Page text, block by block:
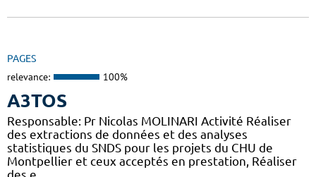
PAGES
relevance: 100%
A3TOS
Responsable: Pr Nicolas MOLINARI Activité Réaliser
des extractions de données et des analyses
statistiques du SNDS pour les projets du CHU de
Montpellier et ceux acceptés en prestation, Réaliser